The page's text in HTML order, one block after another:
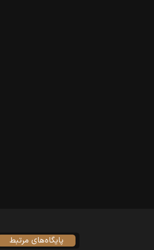
پایگاه‌های مرتبط